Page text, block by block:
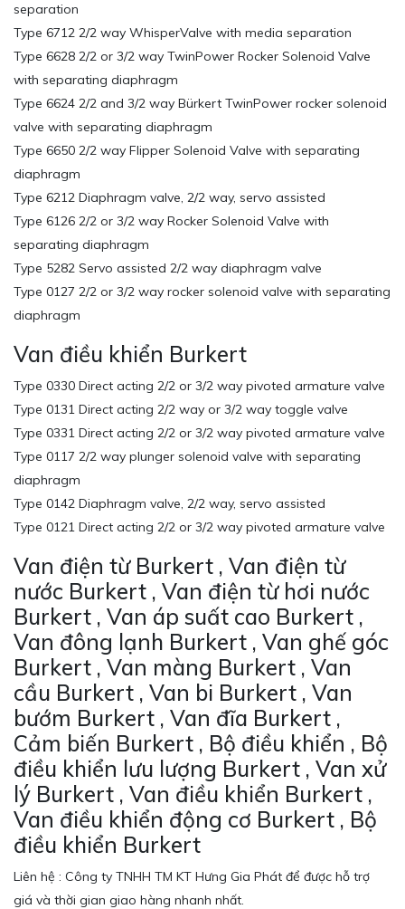
separation
Type 6712 2/2 way WhisperValve with media separation
Type 6628 2/2 or 3/2 way TwinPower Rocker Solenoid Valve
with separating diaphragm
Type 6624 2/2 and 3/2 way Bürkert TwinPower rocker solenoid
valve with separating diaphragm
Type 6650 2/2 way Flipper Solenoid Valve with separating
diaphragm
Type 6212 Diaphragm valve, 2/2 way, servo assisted
Type 6126 2/2 or 3/2 way Rocker Solenoid Valve with
separating diaphragm
Type 5282 Servo assisted 2/2 way diaphragm valve
Type 0127 2/2 or 3/2 way rocker solenoid valve with separating
diaphragm
Van điều khiển Burkert
Type 0330 Direct acting 2/2 or 3/2 way pivoted armature valve
Type 0131 Direct acting 2/2 way or 3/2 way toggle valve
Type 0331 Direct acting 2/2 or 3/2 way pivoted armature valve
Type 0117 2/2 way plunger solenoid valve with separating
diaphragm
Type 0142 Diaphragm valve, 2/2 way, servo assisted
Type 0121 Direct acting 2/2 or 3/2 way pivoted armature valve
Van điện từ Burkert , Van điện từ
nước Burkert , Van điện từ hơi nước
Burkert , Van áp suất cao Burkert ,
Van đông lạnh Burkert , Van ghế góc
Burkert , Van màng Burkert , Van
cầu Burkert , Van bi Burkert , Van
bướm Burkert , Van đĩa Burkert ,
Cảm biến Burkert , Bộ điều khiển , Bộ
điều khiển lưu lượng Burkert , Van xử
lý Burkert , Van điều khiển Burkert ,
Van điều khiển động cơ Burkert , Bộ
điều khiển Burkert
Liên hệ : Công ty TNHH TM KT Hưng Gia Phát để được hỗ trợ
giá và thời gian giao hàng nhanh nhất.